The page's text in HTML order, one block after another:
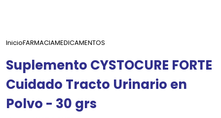
InicioFARMACIAMEDICAMENTOS
Suplemento CYSTOCURE FORTE
Cuidado Tracto Urinario en
Polvo - 30 grs